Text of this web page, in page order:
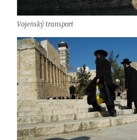
Vojenský transport